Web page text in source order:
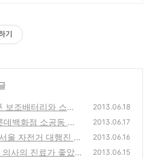
기
보조배터리와 스피
어 제품
(0)
2013.06.18
백화점 소공동 본
소식!
(0)
2013.06.17
울 자전거 대행진 현
2013.06.16
사의 진료가 좋았
2013.06.15